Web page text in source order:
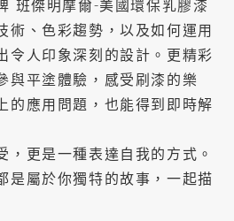
班傑明摩爾-美國環保乳膠漆
術、色彩趨勢，以及如何運用
令人印象深刻的設計。更精彩
與平塗體驗，感受刷漆的樂
的應用問題，也能得到即時解
，更是一種表達自我的方式。
是屬於你獨特的故事，一起描